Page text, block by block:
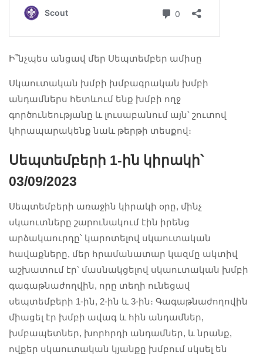
Ի՞նչպես անցավ մեր Սեպտեմբեր ամիսը
Սկաուտական խմբի խմբագրական խմբի
անդամներս հետևում ենք խմբի ողջ
գործունեությանը և լուսաբանում այն՝ շուտով
կհրապարակենք նաև թերթի տեսքով։
Սեպտեմբերի 1-ին կիրակի՝
03/09/2023
Սեպտեմբերի առաջին կիրակի օրը, մինչ
սկաուտները շարունակում էին իրենց
արձակաուրդը՝ կարոտելով սկաուտական
հավաքները, մեր հրամանատար կազմը ակտիվ
աշխատում էր՝ մասնակցելով սկաուտական խմբի
գագաթնաժողվին, որը տեղի ունեցավ
սեպտեմբերի 1-ին, 2-ին և 3-ին։ Գագաթնաժողովին
միացել էր խմբի ավագ և հին անդամներ,
խմբապետներ, խորհրդի անդամներ, և նրանք,
ովքեր սկաուտական կյանքը խմբում սկսել են